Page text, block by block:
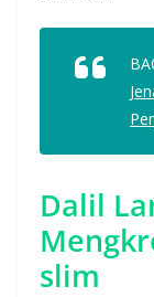
Dalil
slim